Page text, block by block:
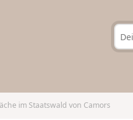
im Staatswald von Camors